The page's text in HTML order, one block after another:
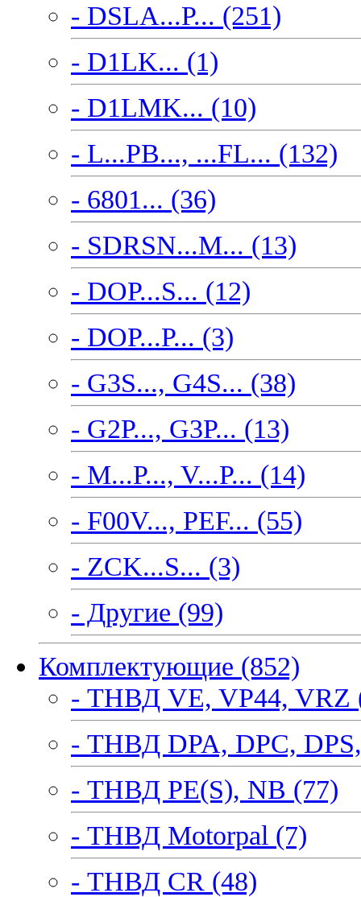
- DSLA...P... (251)
- D1LK... (1)
- D1LMK... (10)
- L...PB..., ...FL... (132)
- 6801... (36)
- SDRSN...M... (13)
- DOP...S... (12)
- DOP...P... (3)
- G3S..., G4S... (38)
- G2P..., G3P... (13)
- M...P..., V...P... (14)
- F00V..., PEF... (55)
- ZCK...S... (3)
- Другие (99)
Комплектующие (852)
- ТНВД VE, VP44, VRZ
- ТНВД DPA, DPC,
- ТНВД PE(S), NB (77)
- ТНВД Motorpal (7)
- ТНВД CR (48)